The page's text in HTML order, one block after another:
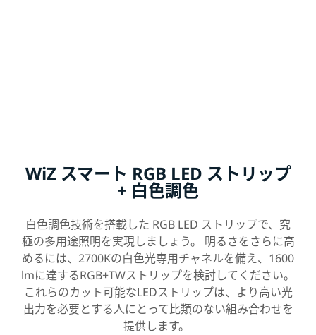
WiZ スマート RGB LED ストリップ
+ 白色調色
白色調色技術を搭載した RGB LED ストリップで、究
極の多用途照明を実現しましょう。 明るさをさらに高
めるには、2700Kの白色光専用チャネルを備え、1600
lmに達するRGB+TWストリップを検討してください。
これらのカット可能なLEDストリップは、より高い光
出力を必要とする人にとって比類のない組み合わせを
提供します。